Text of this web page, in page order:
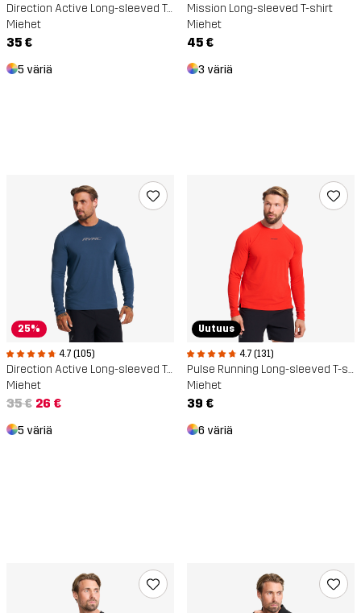
Direction Active Long-sleeved T-shirt
Miehet
35 €
5 väriä
Mission Long-sleeved T-shirt
Miehet
45 €
3 väriä
25%
4.7 (105)
Direction Active Long-sleeved T-shirt
Miehet
35 € 26 €
5 väriä
Uutuus
4.7 (131)
Pulse Running Long-sleeved T-shirt
Miehet
39 €
6 väriä